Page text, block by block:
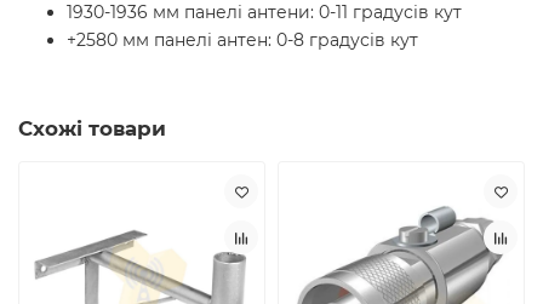
1930-1936 мм панелі антени: 0-11 градусів кут
+2580 мм панелі антен: 0-8 градусів кут
Схожі товари